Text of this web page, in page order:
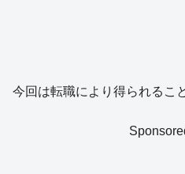
今回は転職により得られるこ